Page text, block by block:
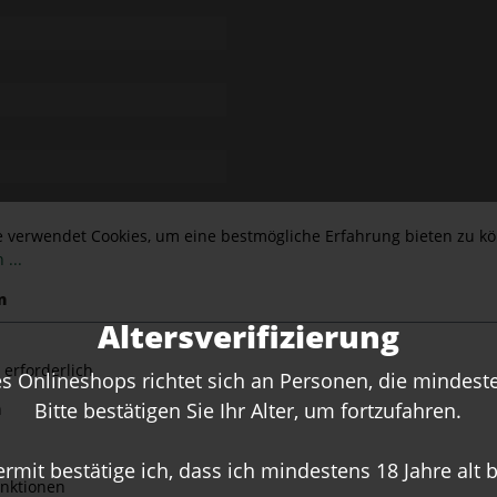
Altersverifizierung
Onlineshops richtet sich an Personen, die
Bitte bestätigen Sie Ihr Alter, um fortzufahren.
bestätige ich, dass ich mindestens 18 Jahre alt
Empfehlungen für Sie
verwendet Cookies, um eine bestmögliche Erfahrung bieten zu
...
erforderlich